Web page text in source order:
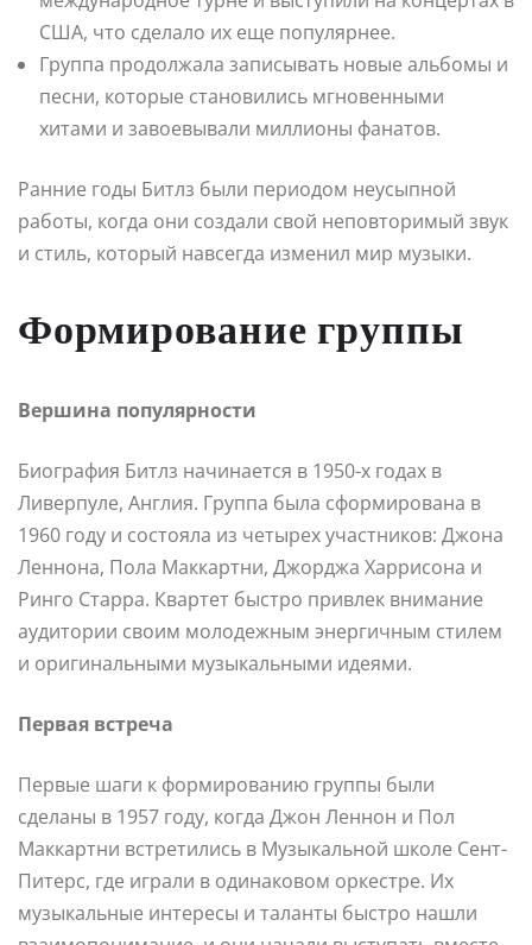
США, что сделало их еще популярнее.
Группа продолжала записывать новые альбомы и
песни, которые становились мгновенными
хитами и завоевывали миллионы фанатов.
Ранние годы Битлз были периодом неусыпной
работы, когда они создали свой неповторимый звук
и стиль, который навсегда изменил мир музыки.
Формирование группы
Вершина популярности
Биография Битлз начинается в 1950-х годах в
Ливерпуле, Англия. Группа была сформирована в
1960 году и состояла из четырех участников: Джона
Леннона, Пола Маккартни, Джорджа Харрисона и
Ринго Старра. Квартет быстро привлек внимание
аудитории своим молодежным энергичным стилем
и оригинальными музыкальными идеями.
Первая встреча
Первые шаги к формированию группы были
сделаны в 1957 году, когда Джон Леннон и Пол
Маккартни встретились в Музыкальной школе Сент-
Питерс, где играли в одинаковом оркестре. Их
музыкальные интересы и таланты быстро нашли